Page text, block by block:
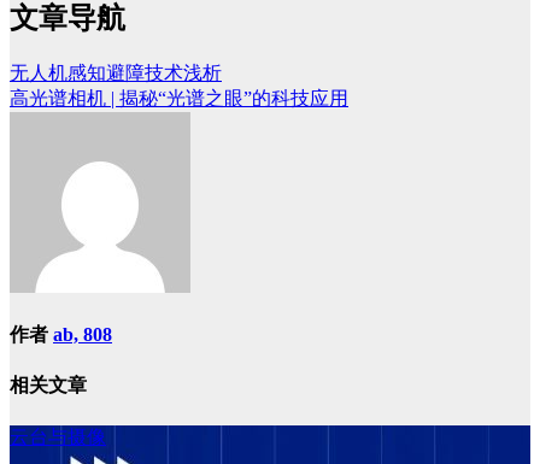
文章导航
无人机感知避障技术浅析
高光谱相机 | 揭秘“光谱之眼”的科技应用
作者 ab, 808
相关文章
云台与摄像